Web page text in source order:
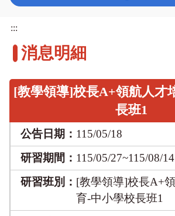
:::
消息明細
[教學領導]校長A+領航人才
長班1
公告日期： 115/05/18
研習期間： 115/05/27~115/08/14
研習班別： [教學領導]校長A+
育-中小學校長班1